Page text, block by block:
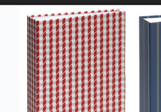
PUNTOS DE VENTA